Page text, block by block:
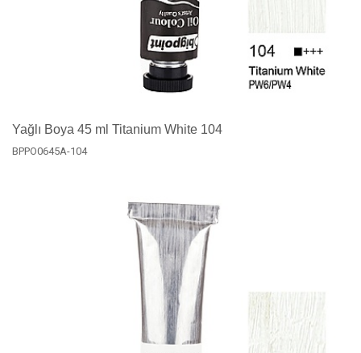
Yağlı Boya 45 ml Titanium White 104
BPPO0645A-104